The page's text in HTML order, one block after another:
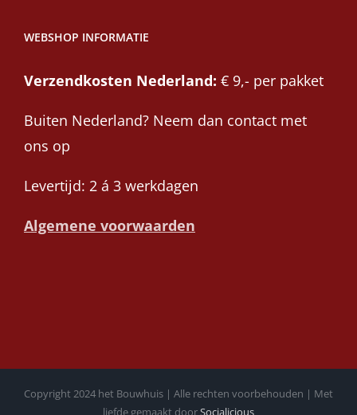
WEBSHOP INFORMATIE
Verzendkosten Nederland: € 9,- per pakket
Buiten Nederland? Neem dan contact met
ons op
Levertijd: 2 á 3 werkdagen
Algemene voorwaarden
Copyright 2024 het Bouwhuis | Alle rechten voorbehouden | Met
liefde gemaakt doorSocialicious